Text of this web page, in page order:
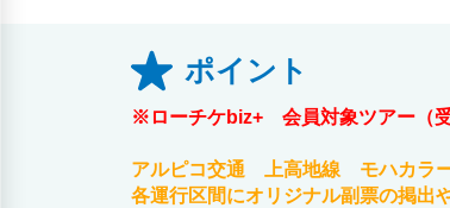
ポイント
※ローチケbiz+ 会員対象ツアー（受
アルピコ交通 上高地線 モハカラー
各運行区間にオリジナル副票の掲出